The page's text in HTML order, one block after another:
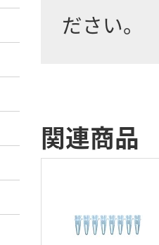
ださい。
関連商品